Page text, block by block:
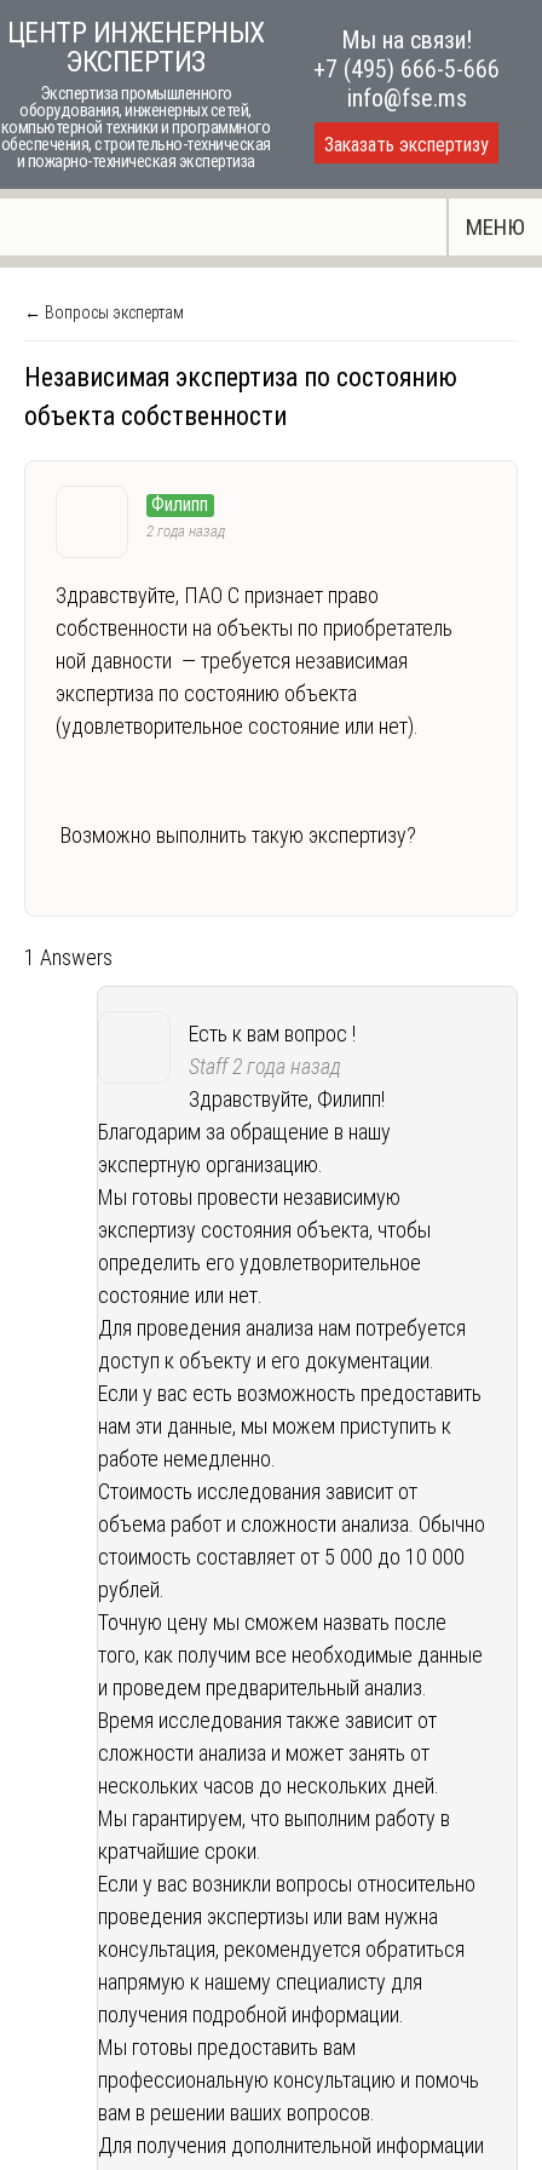
to
content
ЦЕНТР ИНЖЕНЕРНЫХ
ЭКСПЕРТИЗ
Экспертиза промышленного
оборудования, инженерных сетей,
компьютерной техники и программного
обеспечения, строительно-техническая
и пожарно-техническая экспертиза
Мы на связи!
+7 (495) 666-5-666
info@fse.ms
Заказать экспертизу
МЕНЮ
← Вопросы экспертам
Независимая экспертиза по состоянию
объекта собственности
Филипп
2 года назад
Здравствуйте, ПАО С признает право
собственности на объекты по приобретатель
ной давности — требуется независимая
экспертиза по состоянию объекта
(удовлетворительное состояние или нет).
Возможно выполнить такую экспертизу?
1 Answers
Есть к вам вопрос !
Staff2 года назад
Здравствуйте, Филипп!
Благодарим за обращение в нашу
экспертную организацию.
Мы готовы провести независимую
экспертизу состояния объекта, чтобы
определить его удовлетворительное
состояние или нет.
Для проведения анализа нам потребуется
доступ к объекту и его документации.
Если у вас есть возможность предоставить
нам эти данные, мы можем приступить к
работе немедленно.
Стоимость исследования зависит от
объема работ и сложности анализа. Обычно
стоимость составляет от 5 000 до 10 000
рублей.
Точную цену мы сможем назвать после
того, как получим все необходимые данные
и проведем предварительный анализ.
Время исследования также зависит от
сложности анализа и может занять от
нескольких часов до нескольких дней.
Мы гарантируем, что выполним работу в
кратчайшие сроки.
Если у вас возникли вопросы относительно
проведения экспертизы или вам нужна
консультация, рекомендуется обратиться
напрямую к нашему специалисту для
получения подробной информации.
Мы готовы предоставить вам
профессиональную консультацию и помочь
вам в решении ваших вопросов.
Для получения дополнительной информации